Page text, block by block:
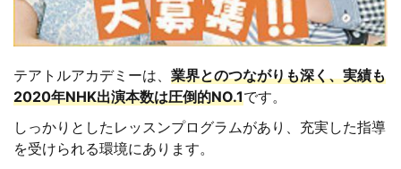
テアトルアカデミーは、 業界とのつながりも深く、実績も
2020年NHK出演本数は圧倒的NO.1です。
しっかりとしたレッスンプログラムがあり、充実した指導
を受けられる環境にあります。